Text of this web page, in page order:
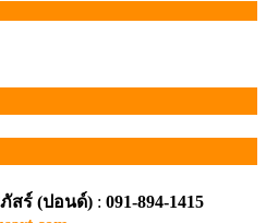
สร์ (ปอนด์) : 091-894-1415